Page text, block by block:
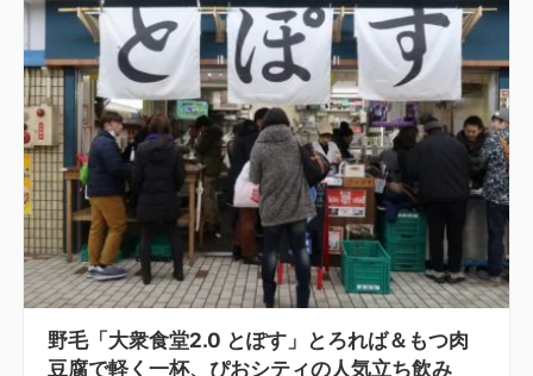
野毛「大衆食堂2.0 とぽす」とろれば＆もつ肉
豆腐で軽く一杯、ぴおシティの人気立ち飲み